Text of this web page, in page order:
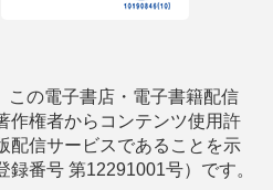
この電子書店・電子書籍配信
作権者からコンテンツ使用許
配信サービスであることを示
録番号 第12291001号）です。